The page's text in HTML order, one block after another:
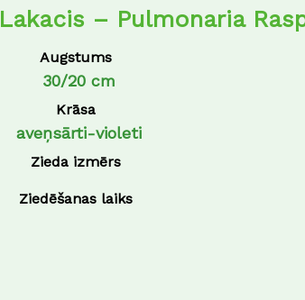
Lakacis – Pulmonaria
Augstums
30/20 cm
Krāsa
aveņsārti-violeti
Zieda izmērs
Ziedēšanas laiks